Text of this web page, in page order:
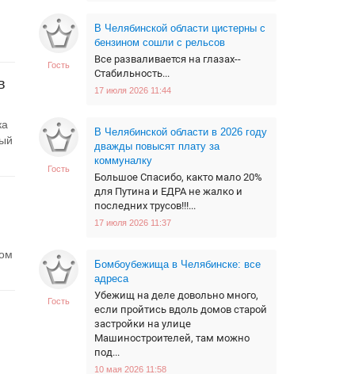
Гость
В Челябинской области цистерны с
бензином сошли с рельсов
Все разваливается на глазах--
Стабильность...
17 июля 2026 11:44
Гость
В Челябинской области в 2026 году
дважды повысят плату за
коммуналку
Большое Спасибо, както мало 20%
для Путина и ЕДРА не жалко и
последних трусов!!!...
17 июля 2026 11:37
Гость
Бомбоубежища в Челябинске: все
адреса
Убежищ на деле довольно много,
если пройтись вдоль домов старой
застройки на улице
Машиностроителей, там можно
под...
10 мая 2026 11:58